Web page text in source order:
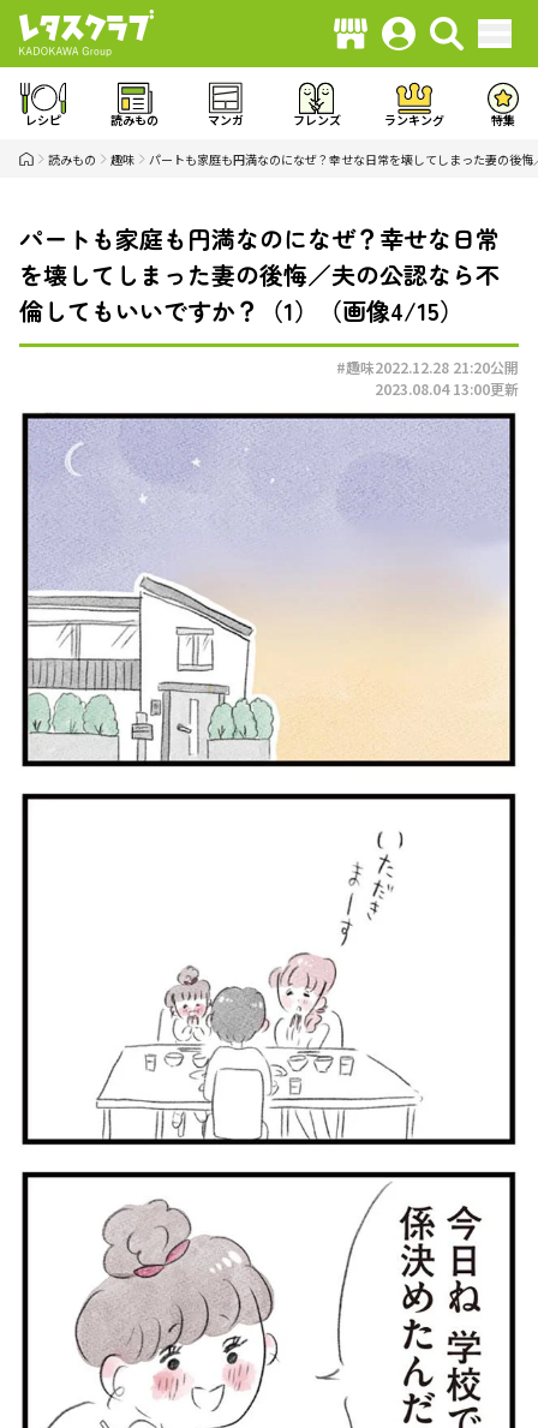
レシピ 読みもの マンガ フレンズ ランキング 特集
読みもの 趣味 パートも家庭も円満なのになぜ？幸せな日常を壊してしまった妻の後
パートも家庭も円満なのになぜ？幸せな日常
を壊してしまった妻の後悔／夫の公認なら不
倫してもいいですか？（1）（画像4/15）
#趣味2022.12.28 21:20公開
2023.08.04 13:00更新